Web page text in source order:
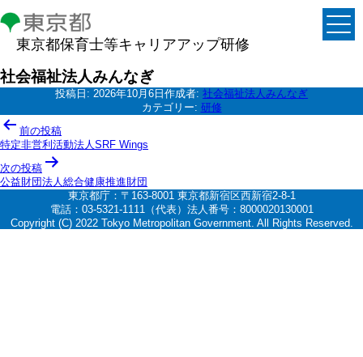
東京都保育士等キャリアアップ研修
社会福祉法人みんなぎ
投稿日: 2026年10月6日 作成者: 社会福祉法人みんなぎ
カテゴリー: 研修
投
稿
ナ
ビ
ー
前の投稿
特定非営利活動法人SRF Wings
次の投稿
公益財団法人総合健康推進財団
東京都庁：〒163-8001 東京都新宿区西新宿2-8-1
電話：03-5321-1111（代表）法人番号：8000020130001
Copyright (C) 2022 Tokyo Metropolitan Government. All Rights Reserved.